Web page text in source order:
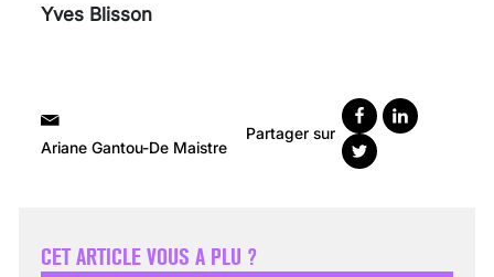
Yves Blisson
Ariane Gantou-De Maistre
Partager sur
CET ARTICLE VOUS A PLU ?